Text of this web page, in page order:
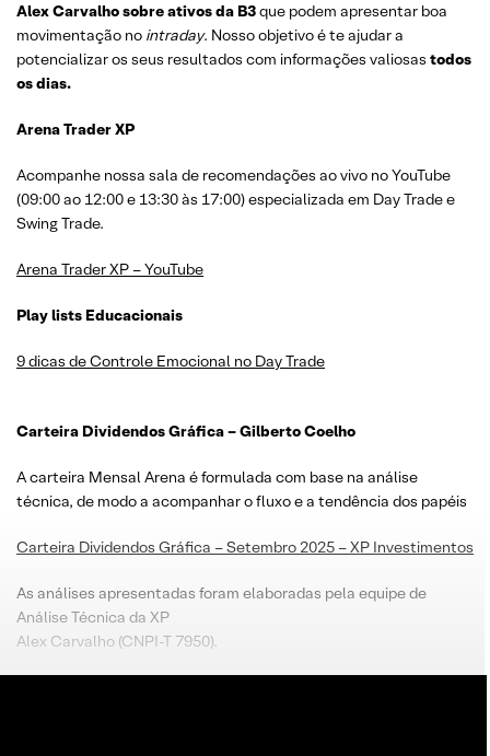
Alex Carvalho sobre ativos da B3que podem apresentar boa
movimentação no intraday. Nosso objetivo é te ajudar a
potencializar os seus resultados com informações valiosas todos
os dias.
Arena Trader XP
Acompanhe nossa sala de recomendações ao vivo no YouTube
(09:00 ao 12:00 e 13:30 às 17:00) especializada em Day Trade e
Swing Trade.
Arena Trader XP – YouTube
Play lists Educacionais
9 dicas de Controle Emocional no Day Trade
Carteira Dividendos Gráfica – Gilberto Coelho
A carteira Mensal Arena é formulada com base na análise
técnica, de modo a acompanhar o fluxo e a tendência dos papéis
Carteira Dividendos Gráfica – Setembro 2025 – XP Investimentos
As análises apresentadas foram elaboradas pela equipe de
Análise Técnica da XP
Alex Carvalho (CNPI-T 7950).